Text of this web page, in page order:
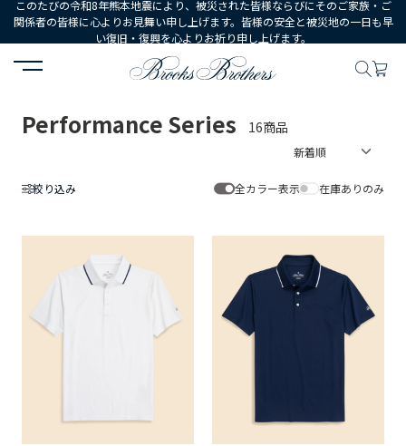
このたびの令和8年熊本地震により、被災された皆様ならびにそのご家族・ご
関係者の皆様に心よりお見舞い申し上げます。皆様の安全と被災地の一日も早
い復旧・復興を心よりお祈り申し上げます。
HOME Performance Series
Performance Series 16商品
絞り込み 全カラー表示 在庫ありのみ